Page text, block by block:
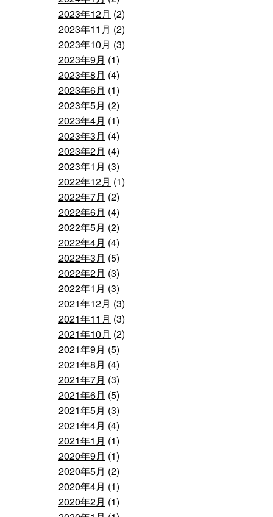
2023年12月 (2)
2023年11月 (2)
2023年10月 (3)
2023年9月 (1)
2023年8月 (4)
2023年6月 (1)
2023年5月 (2)
2023年4月 (1)
2023年3月 (4)
2023年2月 (4)
2023年1月 (3)
2022年12月 (1)
2022年7月 (2)
2022年6月 (4)
2022年5月 (2)
2022年4月 (4)
2022年3月 (5)
2022年2月 (3)
2022年1月 (3)
2021年12月 (3)
2021年11月 (3)
2021年10月 (2)
2021年9月 (5)
2021年8月 (4)
2021年7月 (3)
2021年6月 (5)
2021年5月 (3)
2021年4月 (4)
2021年1月 (1)
2020年9月 (1)
2020年5月 (2)
2020年4月 (1)
2020年2月 (1)